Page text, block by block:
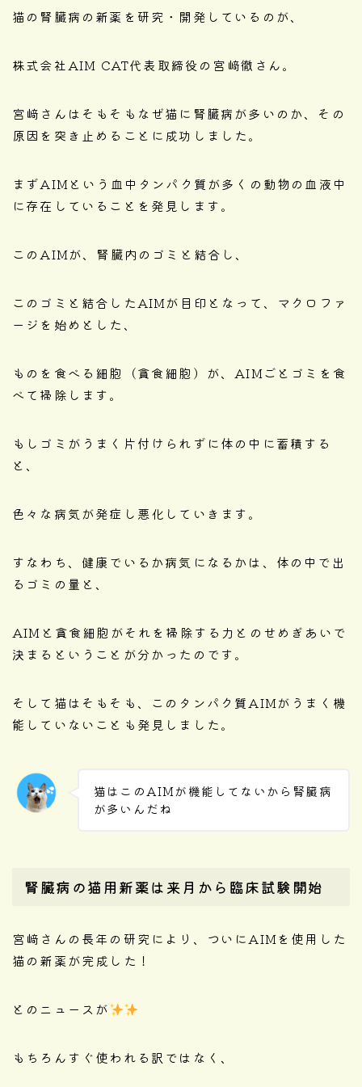
猫の腎臓病の新薬を研究・開発しているのが、
株式会社AIM CAT代表取締役の宮﨑徹さん。
宮﨑さんはそもそもなぜ猫に腎臓病が多いのか、その
原因を突き止めることに成功しました。
まずAIMという血中タンパク質が多くの動物の血液中
に存在していることを発見します。
このAIMが、腎臓内のゴミと結合し、
このゴミと結合したAIMが目印となって、マクロファ
ージを始めとした、
ものを食べる細胞（貪食細胞）が、AIMごとゴミを食
べて掃除します。
もしゴミがうまく片付けられずに体の中に蓄積する
と、
色々な病気が発症し悪化していきます。
すなわち、健康でいるか病気になるかは、体の中で出
るゴミの量と、
AIMと貪食細胞がそれを掃除する力とのせめぎあいで
決まるということが分かったのです。
そして猫はそもそも、このタンパク質AIMがうまく機
能していないことも発見しました。
猫はこのAIMが機能してないから腎臓病
が多いんだね
腎臓病の猫用新薬は来月から臨床試験開始
宮﨑さんの長年の研究により、ついにAIMを使用した
猫の新薬が完成した！
とのニュースが
もちろんすぐ使われる訳ではなく、